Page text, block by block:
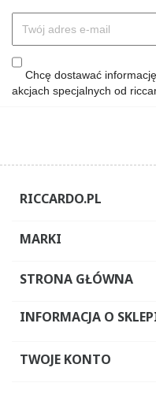
Chcę dostawać
akcjach specjalnych od
RICCARDO.PL
MARKI
STRONA GŁÓWNA
INFORMACJA O
TWOJE KONTO